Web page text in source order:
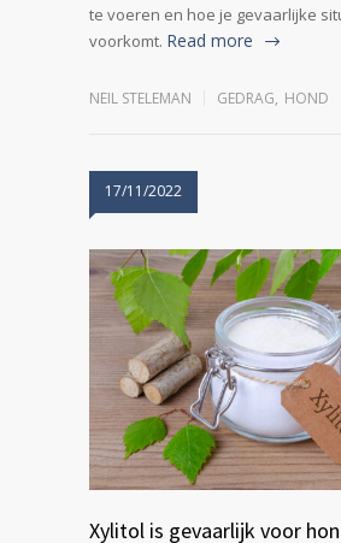
te voeren en hoe je gevaarlijke
voorkomt. Read more
NEIL STELEMAN GEDRAG, HOND
17/11/2022
Xylitol is gevaarlijk voor